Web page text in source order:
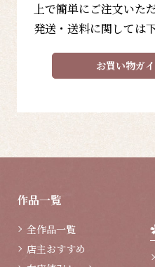
上で簡単にご注文いた
発送・送料に関しては
お買い物ガ
作品一覧
全作品一覧
店主おすすめ